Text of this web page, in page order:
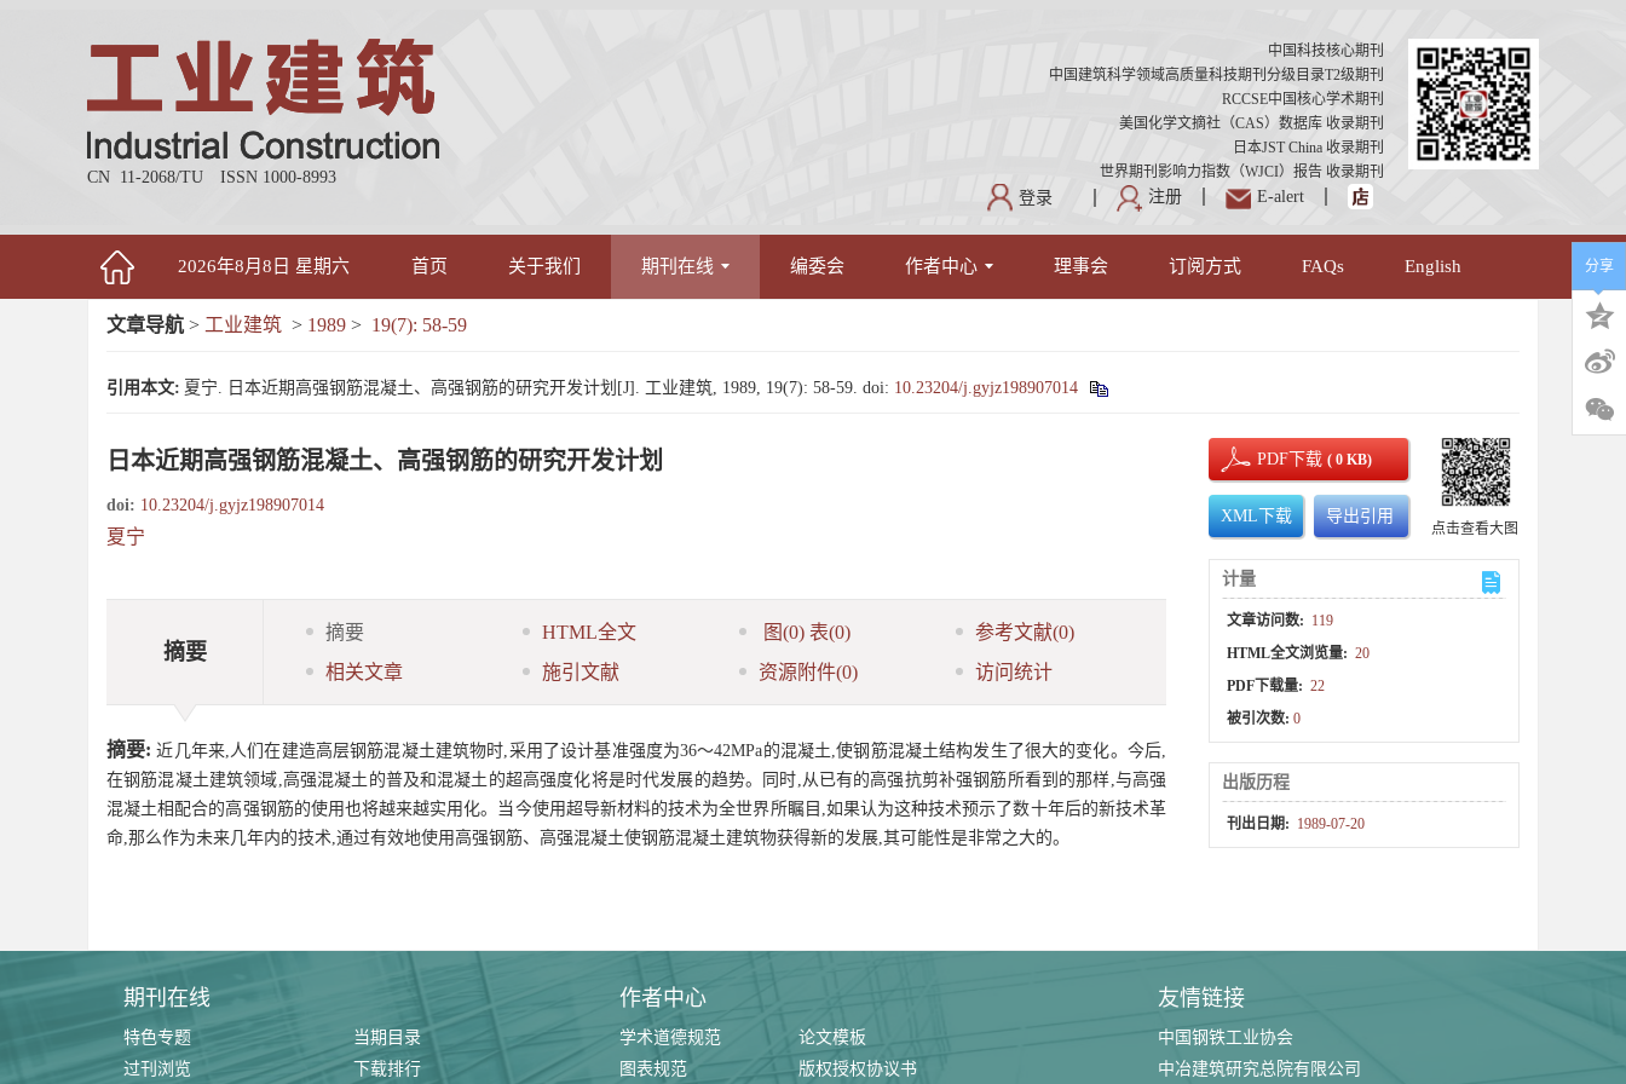
CN 11-2068/TU ISSN 1000-8993
中国科技核心期刊
中国建筑科学领域高质量科技期刊分级目录T2级期刊
RCCSE中国核心学术期刊
美国化学文摘社（CAS）数据库 收录期刊
日本JST China 收录期刊
世界期刊影响力指数（WJCI）报告 收录期刊
登录 注册 E-alert
2026年8月8日 星期六 首页 关于我们 期刊在线 编委会 作者中心 理事会 订阅方式 FAQs English
文章导航 > 工业建筑 > 1989 > 19(7): 58-59
引用本文: 夏宁. 日本近期高强钢筋混凝土、高强钢筋的研究开发计划[J]. 工业建筑, 1989, 19(7): 58-59. doi: 10.23204/j.gyjz198907014
日本近期高强钢筋混凝土、高强钢筋的研究开发计划
doi: 10.23204/j.gyjz198907014
夏宁
摘要
摘要 HTML全文 图(0) 表(0) 参考文献(0)
相关文章
施引文献 资源附件(0) 访问统计
摘要: 近几年来,人们在建造高层钢筋混凝土建筑物时,采用了设计基准强度为36～42MPa的混凝土,使钢筋混凝土结构发生了很大的变化。今后,
在钢筋混凝土建筑领域,高强混凝土的普及和混凝土的超高强度化将是时代发展的趋势。同时,从已有的高强抗剪补强钢筋所看到的那样,与高强
混凝土相配合的高强钢筋的使用也将越来越实用化。当今使用超导新材料的技术为全世界所瞩目,如果认为这种技术预示了数十年后的新技术革
命,那么作为未来几年内的技术,通过有效地使用高强钢筋、高强混凝土使钢筋混凝土建筑物获得新的发展,其可能性是非常之大的。
PDF下载( 0 KB)
XML下载 导出引用
点击查看大图
计量
文章访问数: 119
HTML全文浏览量: 20
PDF下载量: 22
被引次数:0
出版历程
刊出日期: 1989-07-20
分享
期刊在线
特色专题
当期目录
过刊浏览
下载排行
作者中心
学术道德规范
论文模板
图表规范
版权授权协议书
友情链接
中国钢铁工业协会
中冶建筑研究总院有限公司